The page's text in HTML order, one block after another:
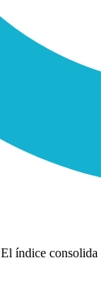
El índice consolida